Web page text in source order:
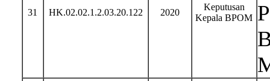
31 HK.02.02.1.2.03.20.122 2020
Keputusan
Kepala BPOM